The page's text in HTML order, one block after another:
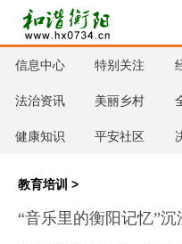
信息中心 特别关注
法治资讯 美丽乡村
健康知识 平安社区
教育培训 >
“音乐里的衡阳记忆”沉